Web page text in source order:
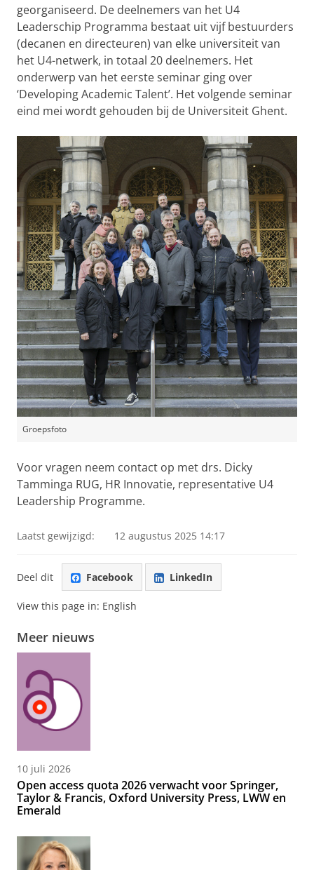
georganiseerd. De deelnemers van het U4
Leaderschip Programma bestaat uit vijf bestuurders
(decanen en directeuren) van elke universiteit van
het U4-netwerk, in totaal 20 deelnemers. Het
onderwerp van het eerste seminar ging over
‘Developing Academic Talent’. Het volgende seminar
eind mei wordt gehouden bij de Universiteit Ghent.
Groepsfoto
Voor vragen neem contact op met drs. Dicky
Tamminga RUG, HR Innovatie, representative U4
Leadership Programme.
Laatst gewijzigd: 12 augustus 2025 14:17
Deel dit Facebook LinkedIn
View this page in: English
Meer nieuws
10 juli 2026
Open access quota 2026 verwacht voor Springer,
Taylor & Francis, Oxford University Press, LWW en
Emerald